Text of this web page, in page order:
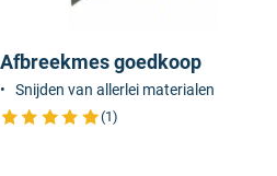
Afbreekmes goedkoop
Snijden van allerlei materialen
(1)